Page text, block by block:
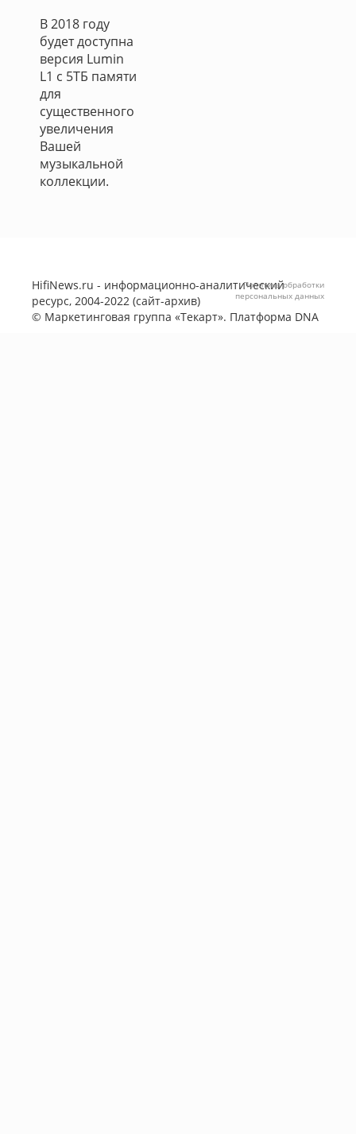
В 2018 году
будет доступна
версия Lumin
L1 с 5TБ памяти
для
существенного
увеличения
Вашей
музыкальной
коллекции.
HifiNews.ru - информационно-аналитический
ресурс, 2004-2022 (сайт-архив)
© Маркетинговая группа «Текарт». Платформа DNA
Политика обработки
персональных данных